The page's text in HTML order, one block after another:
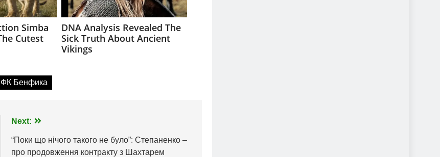
ФК Бенфика
Next:
“Поки що нічого такого не було”: Степаненко –
про продовження контракту з Шахтарем